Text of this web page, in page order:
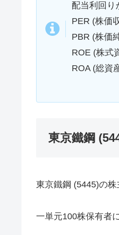
配当利回り
PER (株価
PBR (株価
ROE (株式
ROA (総資
東京鐵鋼
東京鐵鋼 (5445)の株
一単元100株保有者